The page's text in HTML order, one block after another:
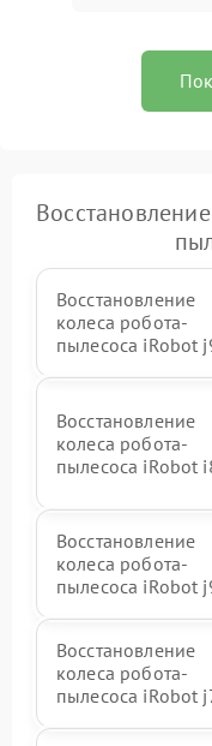
Восстановление
колеса робота-
пылесоса iRobot
Восстановление
колеса робота-
пылесоса iRobot
Восстановление
колеса робота-
пылесоса iRobot
Восстановление
колеса робота-
пылесоса iRobot